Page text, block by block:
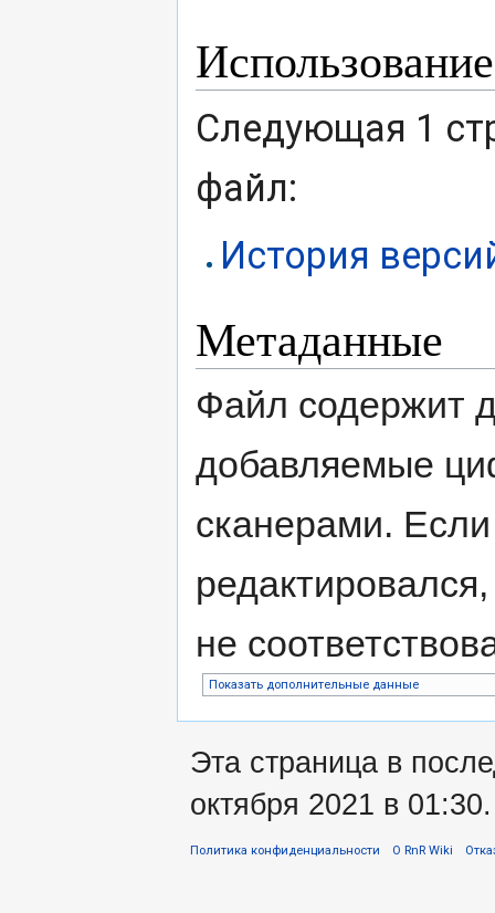
Следующая 1
файл:
История
Метаданные
Файл содержит
добавляемые
сканерами.
не
Показать дополнительные данные
Эта страница в
октября 2021 в 01:30.
Политика конфиденциальности О RnR Wiki